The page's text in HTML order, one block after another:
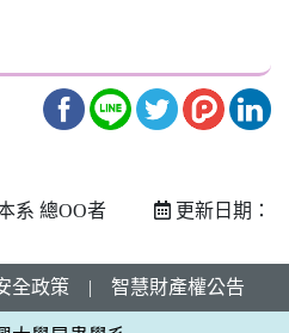
本系 總OO者 更新日期：
全政策 | 智慧財產權公告